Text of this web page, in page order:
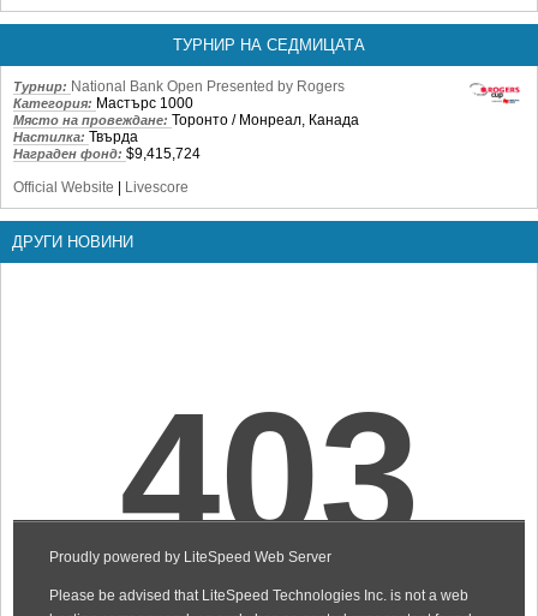
ТУРНИР НА СЕДМИЦАТА
Турнир: National Bank Open Presented by Rogers
Категория: Мастърс 1000
Място на провеждане: Торонто / Монреал, Канада
Настилка: Твърда
Награден фонд: $9,415,724
Official Website | Livescore
ДРУГИ НОВИНИ